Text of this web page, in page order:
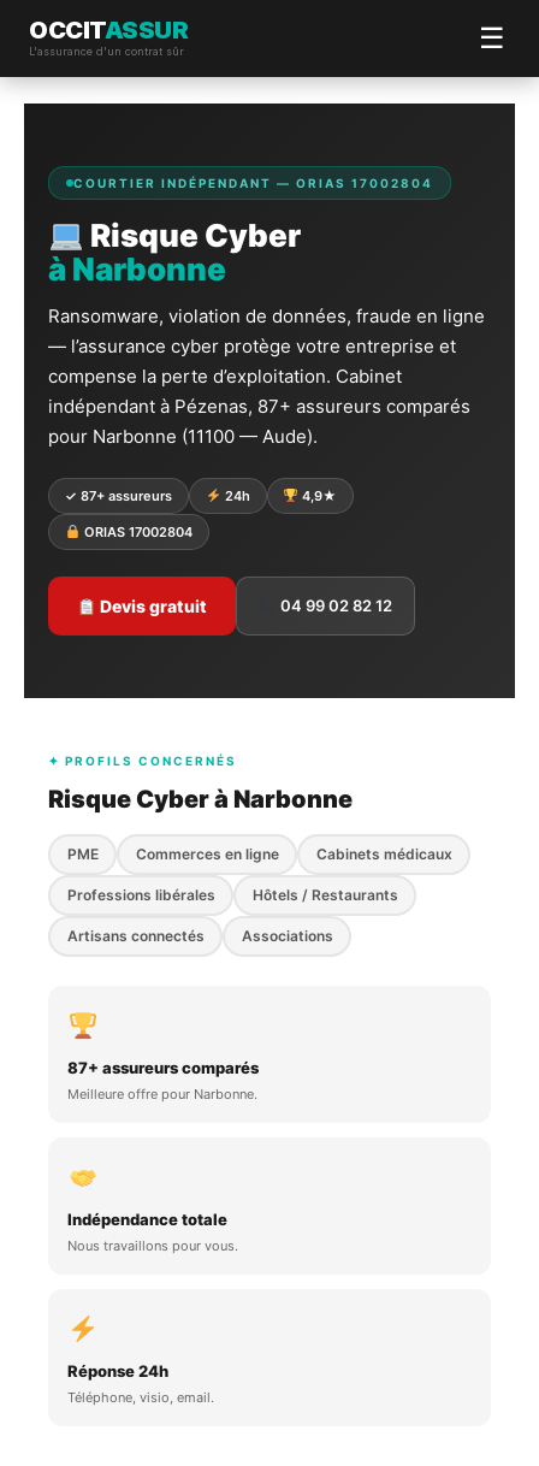
OCCITASSUR
L'assurance d'un contrat sûr ☰
Aller
COURTIER INDÉPENDANT — ORIAS 17002804
Risque Cyber
à Narbonne
Ransomware, violation de données, fraude en ligne
— l’assurance cyber protège votre entreprise et
compense la perte d’exploitation. Cabinet
indépendant à Pézenas, 87+ assureurs comparés
pour Narbonne (11100 — Aude).
✓ 87+ assureurs 24h 4,9★
ORIAS 17002804
Devis gratuit 04 99 02 82 12
✦ PROFILS CONCERNÉS
Risque Cyber à Narbonne
PME Commerces en ligne Cabinets médicaux
Professions libérales Hôtels / Restaurants
Artisans connectés Associations
87+ assureurs comparés
Meilleure offre pour Narbonne.
Indépendance totale
Nous travaillons pour vous.
Réponse 24h
Téléphone, visio, email.